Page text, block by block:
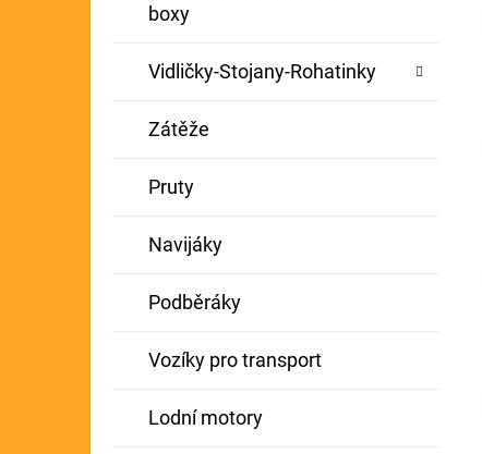
boxy
Vidličky-Stojany-Rohatinky
Zátěže
Pruty
Navijáky
Podběráky
Vozíky pro transport
Lodní motory